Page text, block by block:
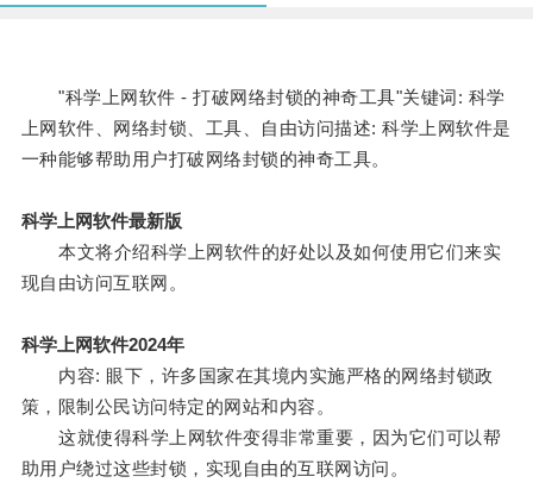
"科学上网软件 - 打破网络封锁的神奇工具"关键词: 科学
上网软件、网络封锁、工具、自由访问描述: 科学上网软件是
一种能够帮助用户打破网络封锁的神奇工具。
科学上网软件最新版
本文将介绍科学上网软件的好处以及如何使用它们来实
现自由访问互联网。
科学上网软件2024年
内容: 眼下，许多国家在其境内实施严格的网络封锁政
策，限制公民访问特定的网站和内容。
这就使得科学上网软件变得非常重要，因为它们可以帮
助用户绕过这些封锁，实现自由的互联网访问。